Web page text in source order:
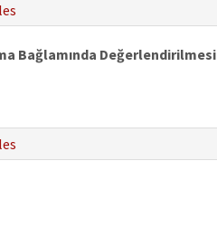
Bağlamında Değerlendirilmesi